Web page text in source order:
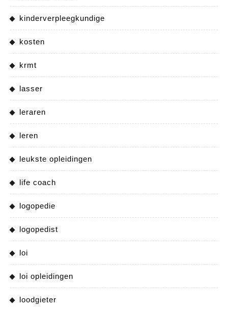
kinderverpleegkundige
kosten
krmt
lasser
leraren
leren
leukste opleidingen
life coach
logopedie
logopedist
loi
loi opleidingen
loodgieter